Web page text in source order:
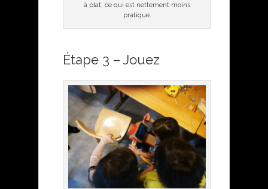
à plat, ce qui est nettement moins
pratique.
Étape 3 – Jouez